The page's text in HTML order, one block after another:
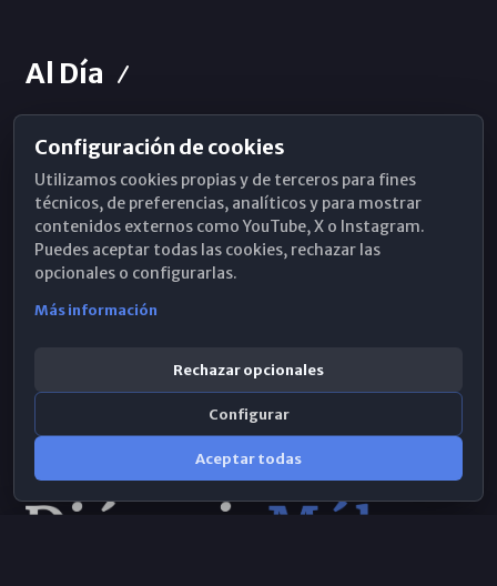
Al Día
Horarios de Misa
Hemeroteca
WhatsApp
Configuración de cookies
Utilizamos cookies propias y de terceros para fines
técnicos, de preferencias, analíticos y para mostrar
contenidos externos como YouTube, X o Instagram.
Puedes aceptar todas las cookies, rechazar las
opcionales o configurarlas.
Más información
Rechazar opcionales
Configurar
Aceptar todas